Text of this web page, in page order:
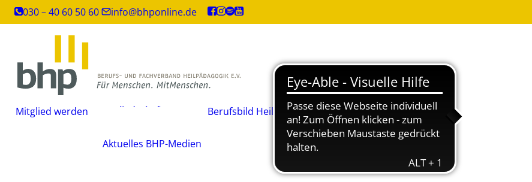
030 – 40 60 50 60 info@bhponline.de
Mitglied werden
Mitgliedschaft
Berufsbild Heilpädagog:in
Wie werde ich
Heilpädagog:in?
BHP-Berufsbild
Heilpädagog:in
Arbeitshilfen und
Positionspapiere
Anbieter
Inhouse-
Weiterbildungen
Angebot für
EAH Bildungspost
Fachliteratur
Büchershop
Aktuelles BHP-Medien
Barrierefreiheit ist